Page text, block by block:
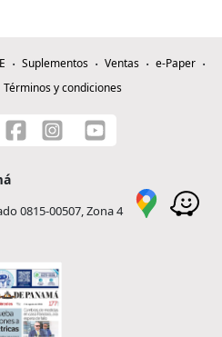
Suplementos Ventas
e-Paper
Términos y condiciones
0815-00507, Zona 4